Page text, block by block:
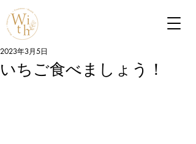
いちご食べましょう！
2023年3月5日